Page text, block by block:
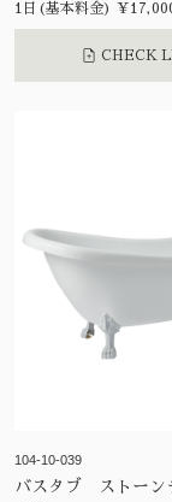
1日(基本料金)
CHECK
104-10-039
バスタブ ストーン